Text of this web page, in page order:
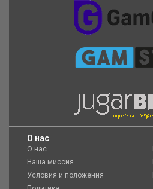
O нас
О нас
Наша миссия
Условия и положения